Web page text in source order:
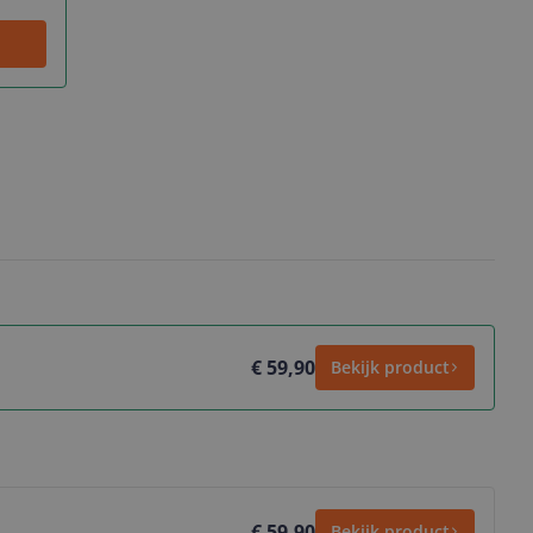
€ 59,90 Bekijk product